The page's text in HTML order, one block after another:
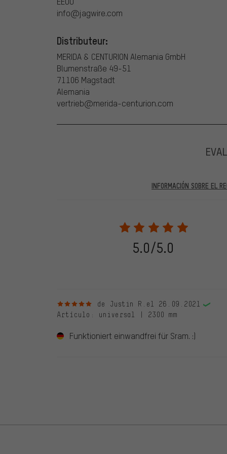
info@jagwire.com
Distributeur:
MERIDA & CENTURION Alemania GmbH
Blumenstraße 49-51
71106 Magstadt
Alemania
vertrieb@merida-centurion.com
INFORMACIÓN SOBRE EL
2022 solo se publicarán evaluaciones verificadas, lo
Solo desbloqueamos la evaluación después de
verificadas llevan una marca verde, que se aplica a
28. 05. 2022. Se incluyeron también evaluaciones
evaluado en nuestra tienda. Estos comentarios no
5.0/5.0
5 de 5 estrellasde Justin R. el 26.09.2021
Artículo : universal | 2300 mm
Funktioniert einwandfrei für Sram. :)